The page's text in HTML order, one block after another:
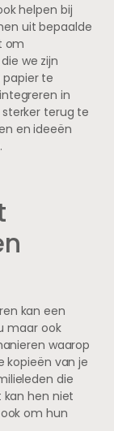
helpen bij
uit bepaalde
om
we zijn
te
in
terug te
en ideeën
kan een
maar ook
waarop
kopieën van je
die
kan hen niet
om hun